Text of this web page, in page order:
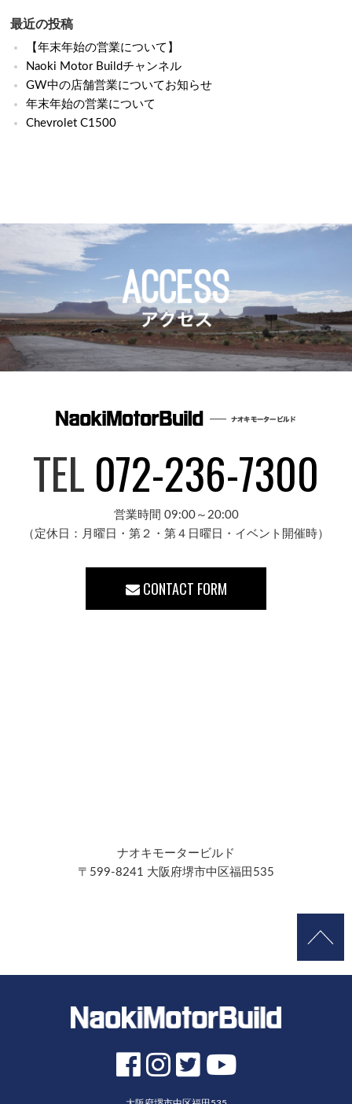
最近の投稿
【年末年始の営業について】
Naoki Motor Buildチャンネル
GW中の店舗営業についてお知らせ
年末年始の営業について
Chevrolet C1500
TEL 072-236-7300
営業時間 09:00～20:00
（定休日：月曜日・第２・第４日曜日・イベント開催時）
CONTACT FORM
ナオキモータービルド
〒599-8241 大阪府堺市中区福田535